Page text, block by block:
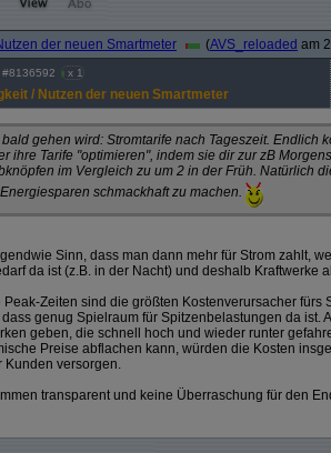
der neuen Smartmeter (AVS_reloaded am
#8136592 x 1
/ Nutzen der neuen Smartmeter
gehen wird: Stromtarife nach Tageszeit. Endlich
ihre Tarife "optimieren", indem sie dir zur zB
im Vergleich zu um 2 in der Früh. Natürlich
schmackhaft zu machen.
Sinn, dass man dann mehr für Strom zahlt,
da ist (z.B. in der Nacht) und deshalb Kraftwerke
Zeiten sind die größten Kostenverursacher fürs
genug Spielraum für Spitzenbelastungen da ist.
geben, die schnell hoch und wieder runter
Preise abflachen kann, würden die Kosten
Kunden versorgen.
transparent und keine Überraschung für den